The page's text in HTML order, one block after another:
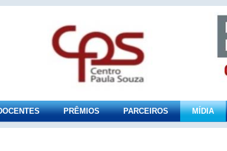
PRÊMIOS PARCEIROS MÍDIA